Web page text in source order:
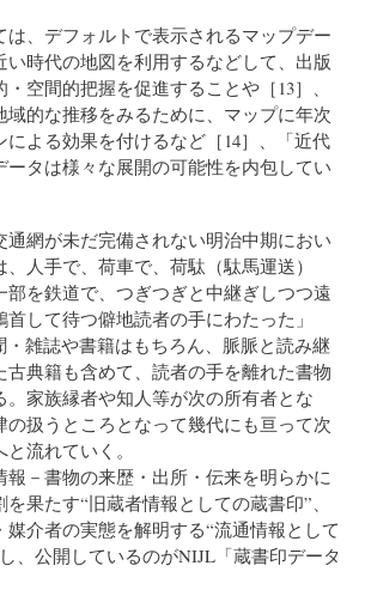
、デフォルトで表示されるマップデー
い時代の地図を利用するなどして、出版
空間的把握を促進することや［13］、
域的な推移をみるために、マップに年次
による効果を付けるなど［14］、「近代
ータは様々な展開の可能性を内包してい
網が未だ完備されない明治中期におい
人手で、荷車で、荷駄（駄馬運送）
部を鉄道で、つぎつぎと中継ぎしつつ遠
して待つ僻地読者の手にわたった」
・雑誌や書籍はもちろん、脈脈と読み継
古典籍も含めて、読者の手を離れた書物
。家族縁者や知人等が次の所有者とな
の扱うところとなって幾代にも亘って次
流れていく。
報－書物の来歴・出所・伝来を明らかに
果たす“旧蔵者情報としての蔵書印”、
媒介者の実態を解明する“流通情報として
、公開しているのがNIJL「蔵書印データ